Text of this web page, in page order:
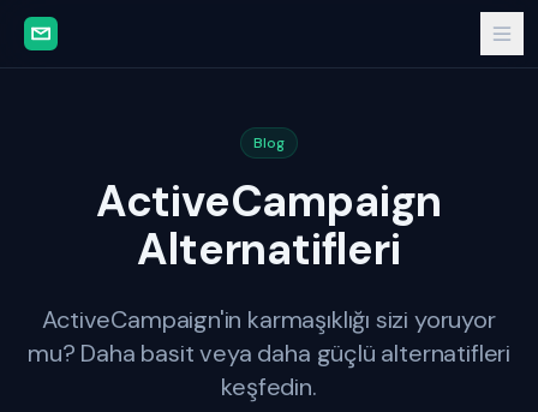
Blog
ActiveCampaign
Alternatifleri
ActiveCampaign'in karmaşıklığı sizi yoruyor
mu? Daha basit veya daha güçlü alternatifleri
keşfedin.